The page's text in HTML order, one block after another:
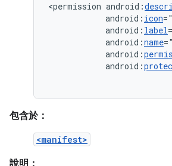
<permission android:
android: icon="
android: label
android:name="
android:
android:
包含於：
<manifest>
說明：